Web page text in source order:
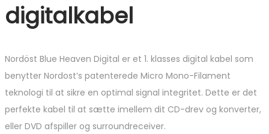
digitalkabel
Nordöst Blue Heaven Digital er et 1. klasses digital kabel som
benytter Nordost’s patenterede Micro Mono-Filament
teknologi til at sikre en optimal signal integritet. Dette er det
perfekte kabel til at sætte imellem dit CD-drev og konverter,
eller DVD afspiller og surroundreceiver.